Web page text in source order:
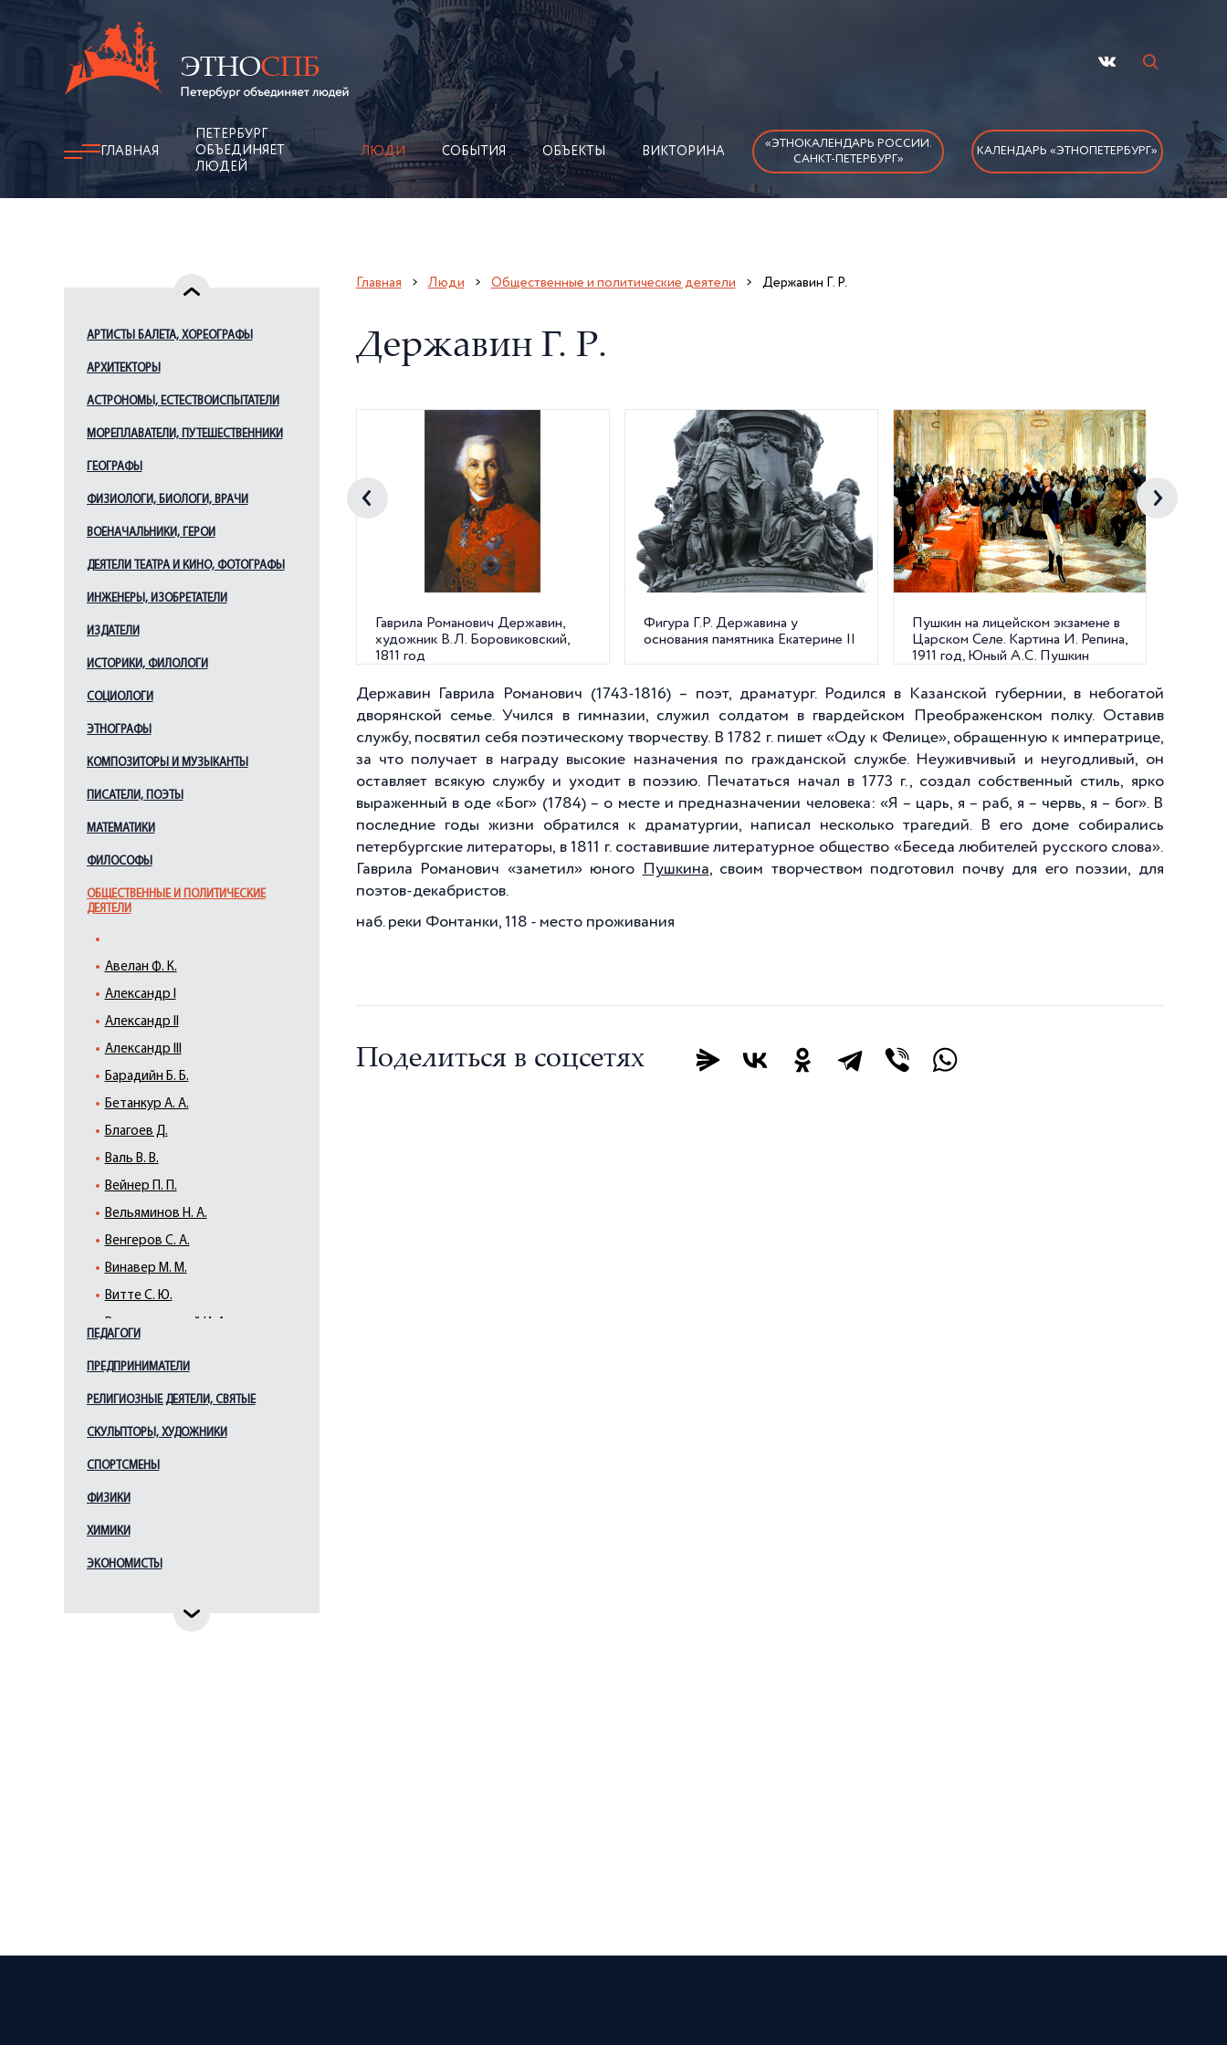
ГЛАВНАЯ
ПЕТЕРБУРГ
ОБЪЕДИНЯЕТ
ЛЮДЕЙ
ЛЮДИ СОБЫТИЯ ОБЪЕКТЫ ВИКТОРИНА
«ЭТНОКАЛЕНДАРЬ РОССИИ.
САНКТ-ПЕТЕРБУРГ»
КАЛЕНДАРЬ «ЭТНОПЕТЕРБУРГ»
АРТИСТЫ БАЛЕТА, ХОРЕОГРАФЫ
АРХИТЕКТОРЫ
АСТРОНОМЫ, ЕСТЕСТВОИСПЫТАТЕЛИ
МОРЕПЛАВАТЕЛИ, ПУТЕШЕСТВЕННИКИ
ГЕОГРАФЫ
ФИЗИОЛОГИ, БИОЛОГИ, ВРАЧИ
ВОЕНАЧАЛЬНИКИ, ГЕРОИ
ДЕЯТЕЛИ ТЕАТРА И КИНО, ФОТОГРАФЫ
ИНЖЕНЕРЫ, ИЗОБРЕТАТЕЛИ
ИЗДАТЕЛИ
ИСТОРИКИ, ФИЛОЛОГИ
СОЦИОЛОГИ
ЭТНОГРАФЫ
КОМПОЗИТОРЫ И МУЗЫКАНТЫ
ПИСАТЕЛИ, ПОЭТЫ
МАТЕМАТИКИ
ФИЛОСОФЫ
ОБЩЕСТВЕННЫЕ И ПОЛИТИЧЕСКИЕ
ДЕЯТЕЛИ
Авелан Ф. К.
Александр I
Александр II
Александр III
Барадийн Б. Б.
Бетанкур А. А.
Благоев Д.
Валь В. В.
Вейнер П. П.
Вельяминов Н. А.
Венгеров С. А.
Винавер М. М.
Витте С. Ю.
Горчаков А. М.
Грессер П. А.
Грибоедов А. С.
Джонс Дж.
Капнист В. В.
ПЕДАГОГИ
ПРЕДПРИНИМАТЕЛИ
РЕЛИГИОЗНЫЕ ДЕЯТЕЛИ, СВЯТЫЕ
СКУЛЬПТОРЫ, ХУДОЖНИКИ
СПОРТСМЕНЫ
ФИЗИКИ
ХИМИКИ
ЭКОНОМИСТЫ
Главная Люди Общественные и политические деятели Державин Г. Р.
Державин Г. Р.
Гаврила Романович Державин,
художник В.Л. Боровиковский,
1811 год
Фигура Г.Р. Державина у
основания памятника Екатерине II
Пушкин на лицейском экзамене в
Царском Селе. Картина И. Репина,
1911 год, Юный А.С. Пушкин
Державиным
Державин Гаврила Романович (1743-1816) – поэт, драматург. Родился в Казанской губернии, в небогатой
дворянской семье. Учился в гимназии, служил солдатом в гвардейском Преображенском полку. Оставив
службу, посвятил себя поэтическому творчеству. В 1782 г. пишет «Оду к Фелице», обращенную к императрице,
за что получает в награду высокие назначения по гражданской службе. Неуживчивый и неугодливый, он
оставляет всякую службу и уходит в поэзию. Печататься начал в 1773 г., создал собственный стиль, ярко
выраженный в оде «Бог» (1784) – о месте и предназначении человека: «Я – царь, я – раб, я – червь, я – бог». В
последние годы жизни обратился к драматургии, написал несколько трагедий. В его доме собирались
петербургские литераторы, в 1811 г. составившие литературное общество «Беседа любителей русского слова».
Гаврила Романович «заметил» юного
Пушкина, своим творчеством подготовил почву для его поэзии, для
поэтов-декабристов.
наб. реки Фонтанки, 118 - место проживания
Поделиться в соцсетях